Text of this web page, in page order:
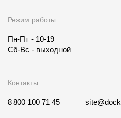
Режим работы
Пн-Пт - 10-19
Сб-Вс - выходной
Контакты
8 800 100 71 45